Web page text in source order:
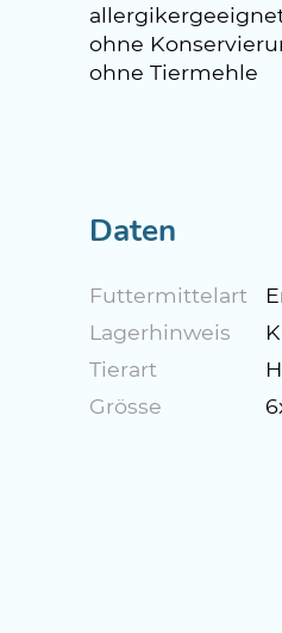
ohne
ohne Tiermehle
Daten
Futtermittelart
Lagerhinweis
Tierart
Grösse